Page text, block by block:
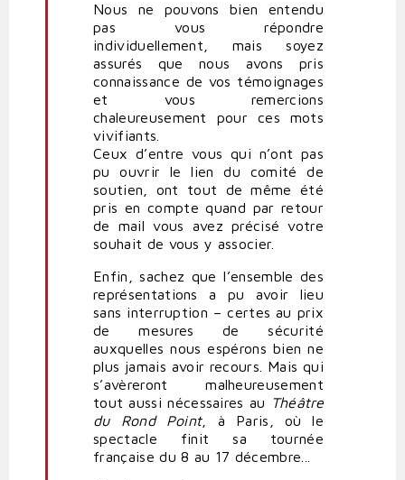
Nous ne pouvons bien entendu
pas vous répondre
individuellement, mais soyez
assurés que nous avons pris
connaissance de vos témoignages
et vous remercions
chaleureusement pour ces mots
vivifiants.
Ceux d’entre vous qui n’ont pas
pu ouvrir le lien du comité de
soutien, ont tout de même été
pris en compte quand par retour
de mail vous avez précisé votre
souhait de vous y associer.
Enfin, sachez que l’ensemble des
représentations a pu avoir lieu
sans interruption – certes au prix
de mesures de sécurité
auxquelles nous espérons bien ne
plus jamais avoir recours. Mais qui
s’avèreront malheureusement
tout aussi nécessaires au Théâtre
du Rond Point, à Paris, où le
spectacle finit sa tournée
française du 8 au 17 décembre...